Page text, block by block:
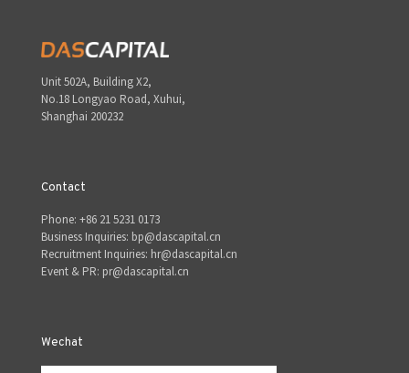
Unit 502A, Building X2,
No.18 Longyao Road, Xuhui,
Shanghai 200232
Contact
Phone: +86 21 5231 0173
Business Inquiries: bp@dascapital.cn
Recruitment Inquiries: hr@dascapital.cn
Event & PR: pr@dascapital.cn
Wechat